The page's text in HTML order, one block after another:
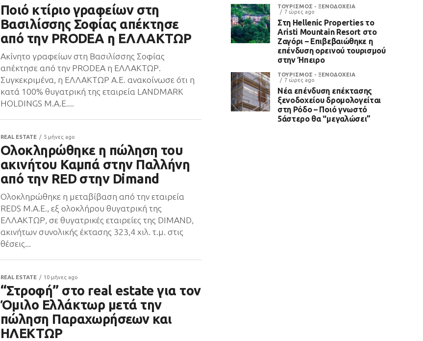
Ποιό κτίριο γραφείων στη
Βασιλίσσης Σοφίας απέκτησε
από την PRODEA η ΕΛΛΑΚΤΩΡ
Ακίνητο γραφείων στη Βασιλίσσης Σοφίας
απέκτησε από την PRODEA η ΕΛΛΑΚΤΩΡ.
Συγκεκριμένα, η ΕΛΛΑΚΤΩΡ Α.Ε. ανακοίνωσε ότι η
κατά 100% θυγατρική της εταιρεία LANDMARK
HOLDINGS Μ.Α.Ε....
REAL ESTATE 5 μήνες ago
Ολοκληρώθηκε η πώληση του
ακινήτου Καμπά στην Παλλήνη
από την RED στην Dimand
Ολοκληρώθηκε η μεταβίβαση από την εταιρεία
REDS Μ.Α.Ε., εξ ολοκλήρου θυγατρική της
ΕΛΛΑΚΤΩΡ, σε θυγατρικές εταιρείες της DIMAND,
ακινήτων συνολικής έκτασης 323,4 χιλ. τ.μ. στις
θέσεις...
REAL ESTATE 10 μήνες ago
“Στροφή” στο real estate για τον
Όμιλο Ελλάκτωρ μετά την
πώληση Παραχωρήσεων και
ΗΛΕΚΤΩΡ
ΤΟΥΡΙΣΜΟΣ - ΞΕΝΟΔΟΧΕΙΑ
7 ώρες ago
Στη Hellenic Properties το
Aristi Mountain Resort στο
Ζαγόρι – Επιβεβαιώθηκε η
επένδυση ορεινού τουρισμού
στην Ήπειρο
ΤΟΥΡΙΣΜΟΣ - ΞΕΝΟΔΟΧΕΙΑ
7 ώρες ago
Νέα επένδυση επέκτασης
ξενοδοχείου δρομολογείται
στη Ρόδο – Ποιό γνωστό
5άστερο θα “μεγαλώσει”